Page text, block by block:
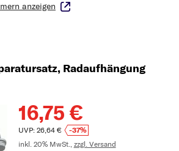
anzeigen
Radaufhängung
16,75 €
UVP: 26,64 €
-37%
inkl. 20% MwSt., zzgl. Versand